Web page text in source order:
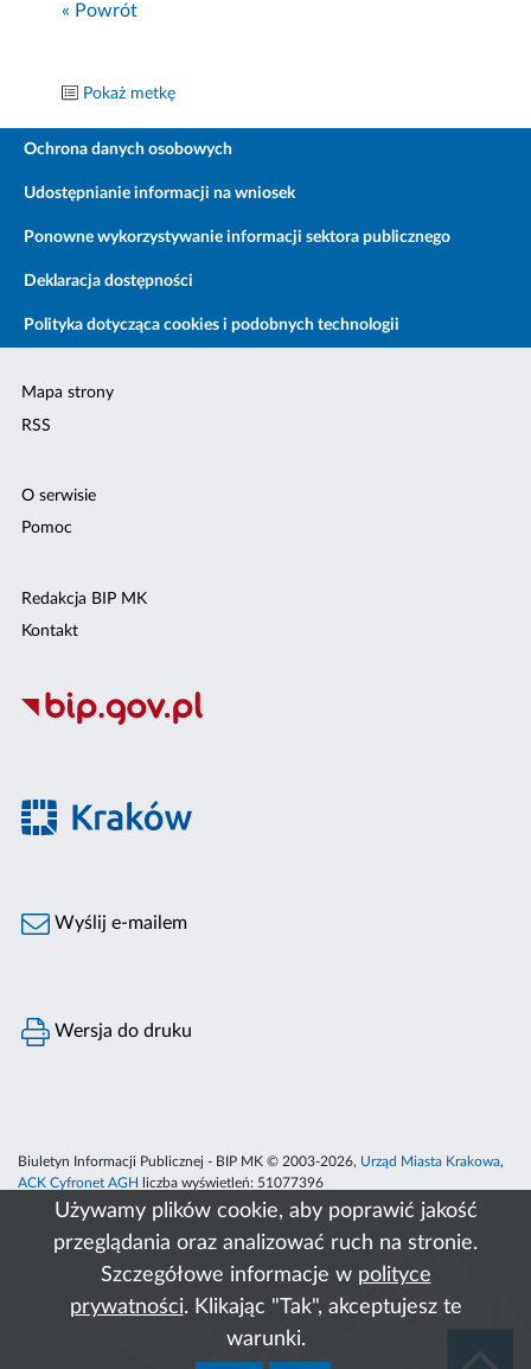
Używamy plików cookie, aby poprawić jakość
przeglądania oraz analizować ruch na stronie.
Szczegółowe informacje w polityce
prywatności. Klikając "Tak", akceptujesz te
warunki.
« Powrót
Pokaż metkę
Ochrona danych osobowych
Udostępnianie informacji na wniosek
Ponowne wykorzystywanie informacji sektora publicznego
Deklaracja dostępności
Polityka dotycząca cookies i podobnych technologii
Mapa strony
RSS
O serwisie
Pomoc
Redakcja BIP MK
Kontakt
Wyślij e-mailem
Wersja do druku
Biuletyn Informacji Publicznej - BIP MK © 2003-2026, Urząd Miasta Krakowa,
ACK Cyfronet AGH
liczba wyświetleń: 51077396